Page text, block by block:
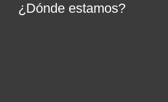
¿Dónde estamos?